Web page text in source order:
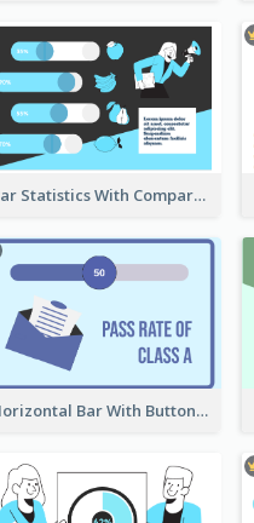
Bar Statistics With Comparison
Horizontal Bar With Button